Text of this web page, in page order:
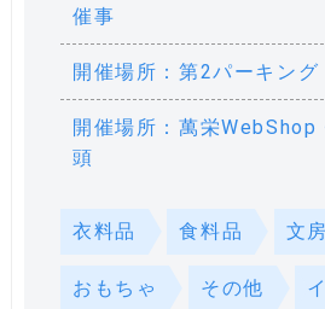
催事
開催場所：第2パーキング
開催場所：萬栄WebShop
頭
衣料品 食料品 文
おもちゃ その他